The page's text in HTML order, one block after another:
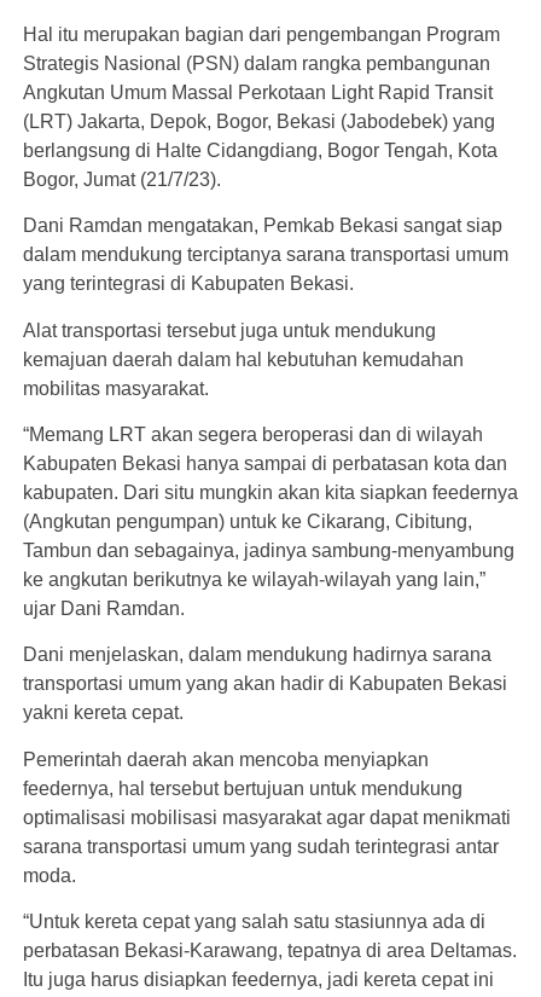
Hal itu merupakan bagian dari pengembangan Program
Strategis Nasional (PSN) dalam rangka pembangunan
Angkutan Umum Massal Perkotaan Light Rapid Transit
(LRT) Jakarta, Depok, Bogor, Bekasi (Jabodebek) yang
berlangsung di Halte Cidangdiang, Bogor Tengah, Kota
Bogor, Jumat (21/7/23).
Dani Ramdan mengatakan, Pemkab Bekasi sangat siap
dalam mendukung terciptanya sarana transportasi umum
yang terintegrasi di Kabupaten Bekasi.
Alat transportasi tersebut juga untuk mendukung
kemajuan daerah dalam hal kebutuhan kemudahan
mobilitas masyarakat.
“Memang LRT akan segera beroperasi dan di wilayah
Kabupaten Bekasi hanya sampai di perbatasan kota dan
kabupaten. Dari situ mungkin akan kita siapkan feedernya
(Angkutan pengumpan) untuk ke Cikarang, Cibitung,
Tambun dan sebagainya, jadinya sambung-menyambung
ke angkutan berikutnya ke wilayah-wilayah yang lain,”
ujar Dani Ramdan.
Dani menjelaskan, dalam mendukung hadirnya sarana
transportasi umum yang akan hadir di Kabupaten Bekasi
yakni kereta cepat.
Pemerintah daerah akan mencoba menyiapkan
feedernya, hal tersebut bertujuan untuk mendukung
optimalisasi mobilisasi masyarakat agar dapat menikmati
sarana transportasi umum yang sudah terintegrasi antar
moda.
“Untuk kereta cepat yang salah satu stasiunnya ada di
perbatasan Bekasi-Karawang, tepatnya di area Deltamas.
Itu juga harus disiapkan feedernya, jadi kereta cepat ini